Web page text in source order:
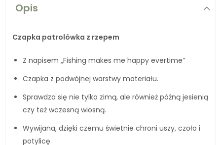
Opis
Czapka patrolówka z rzepem
Z napisem „Fishing makes me happy evertime”
Czapka z podwójnej warstwy materiału.
Sprawdza się nie tylko zimą, ale również późną jesienią
czy też wczesną wiosną.
Wywijana, dzięki czemu świetnie chroni uszy, czoło i
potylicę.